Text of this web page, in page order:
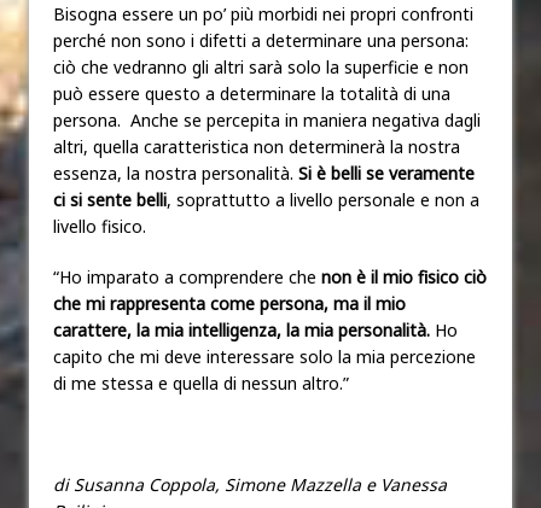
Bisogna essere un po’ più morbidi nei propri confronti
perché non sono i difetti a determinare una persona:
ciò che vedranno gli altri sarà solo la superficie e non
può essere questo a determinare la totalità di una
persona. Anche se percepita in maniera negativa dagli
altri, quella caratteristica non determinerà la nostra
essenza, la nostra personalità. Si è belli se veramente
ci si sente belli, soprattutto a livello personale e non a
livello fisico.
“Ho imparato a comprendere che non è il mio fisico ciò
che mi rappresenta come persona, ma il mio
carattere, la mia intelligenza, la mia personalità. Ho
capito che mi deve interessare solo la mia percezione
di me stessa e quella di nessun altro.”
di Susanna Coppola, Simone Mazzella e Vanessa